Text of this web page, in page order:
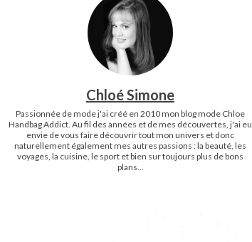
Chloé Simone
Passionnée de mode j'ai créé en 2010 mon blog mode Chloe
Handbag Addict. Au fil des années et de mes découvertes, j'ai eu
envie de vous faire découvrir tout mon univers et donc
naturellement également mes autres passions : la beauté, les
voyages, la cuisine, le sport et bien sur toujours plus de bons
plans...